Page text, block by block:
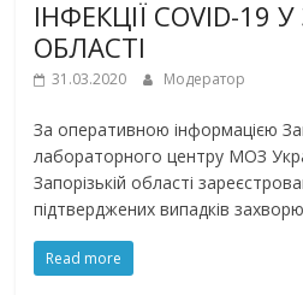
ІНФЕКЦІЇ COVID-19
ОБЛАСТІ
31.03.2020 Модератор
За оперативною інформацією
лабораторного центру МОЗ
Запорізькій області
підтверджених випадків
Read more